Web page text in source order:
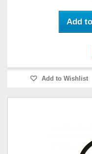
Add
Add to Wishlist